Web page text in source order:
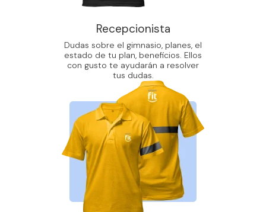
Recepcionista
Dudas sobre el gimnasio, planes, el
estado de tu plan, beneficios. Ellos
con gusto te ayudarán a resolver
tus dudas.